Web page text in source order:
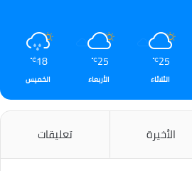
25
℃
الثلاثاء
25
℃
الأربعاء
18
℃
الخميس
الأخيرة تعليقات